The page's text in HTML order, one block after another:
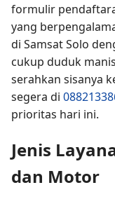
formulir
yang
di Samsat Solo
cukup duduk
serahkan sisanya
segera di
prioritas hari ini.
Jenis
dan Motor